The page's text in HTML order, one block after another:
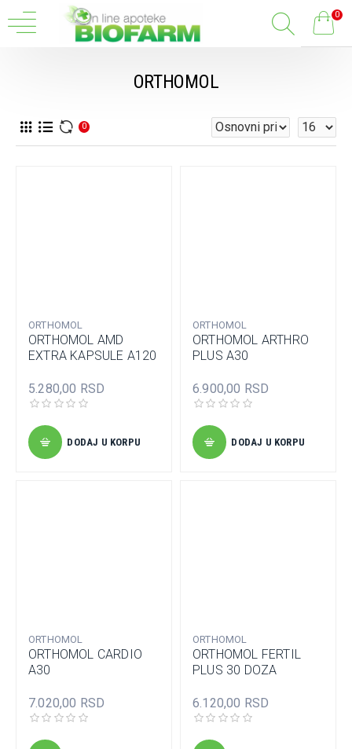
0
ORTHOMOL
0
ORTHOMOL
ORTHOMOL AMD
EXTRA KAPSULE A120
5.280,00 RSD
DODAJ U KORPU
ORTHOMOL
ORTHOMOL ARTHRO
PLUS A30
6.900,00 RSD
DODAJ U KORPU
ORTHOMOL
ORTHOMOL CARDIO
A30
7.020,00 RSD
ORTHOMOL
ORTHOMOL FERTIL
PLUS 30 DOZA
6.120,00 RSD